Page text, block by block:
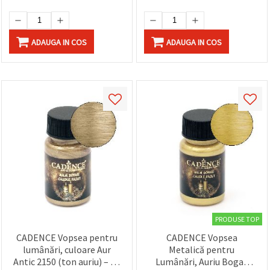
pe butonul
"Salvați"
Аcceptati
lumânărilor DIY
ADAUGA IN COS ADAUGA IN COS
CADENCE Vopsea pentru
lumânări, culoare Aur
Antic 2150 (ton auriu) – 50
PRODUSE TOP
CADENCE Vopsea
Metalică pentru
Lumânări, Auriu Bogat